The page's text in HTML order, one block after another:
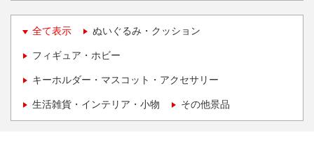
全て表示 ぬいぐるみ・クッション
フィギュア・ホビー
キーホルダー・マスコット・アクセサリー
生活雑貨・インテリア・小物 その他景品